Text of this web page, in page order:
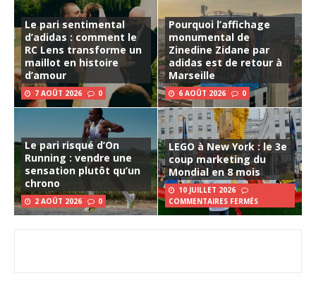
Le pari sentimental
d’adidas : comment le
RC Lens transforme un
maillot en histoire
d’amour
7 AOÛT 2026 0
Pourquoi l’affichage
monumental de
Zinedine Zidane par
adidas est de retour à
Marseille
6 AOÛT 2026 0
Le pari risqué d’On
Running : vendre une
sensation plutôt qu’un
chrono
2 AOÛT 2026 0
LEGO à New York : le 3e
coup marketing du
Mondial en 8 mois
10 JUILLET 2026
COMMENTAIRES FERMÉS